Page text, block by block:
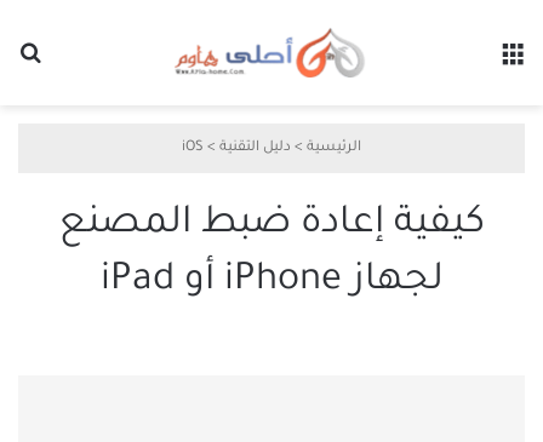
الرئيسية > دليل التقنية >
iOS
كيفية إعادة ضبط المصنع
لجهاز iPhone أو iPad